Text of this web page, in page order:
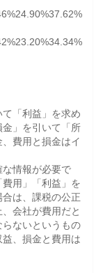
24.90%37.62%
23.20%34.34%
「利益」を求め
金」を引いて「所
費用と損金はイ
情報が必要で
用」「利益」を
は、課税の公正
会社が費用だと
ないというもの
、損金と費用は